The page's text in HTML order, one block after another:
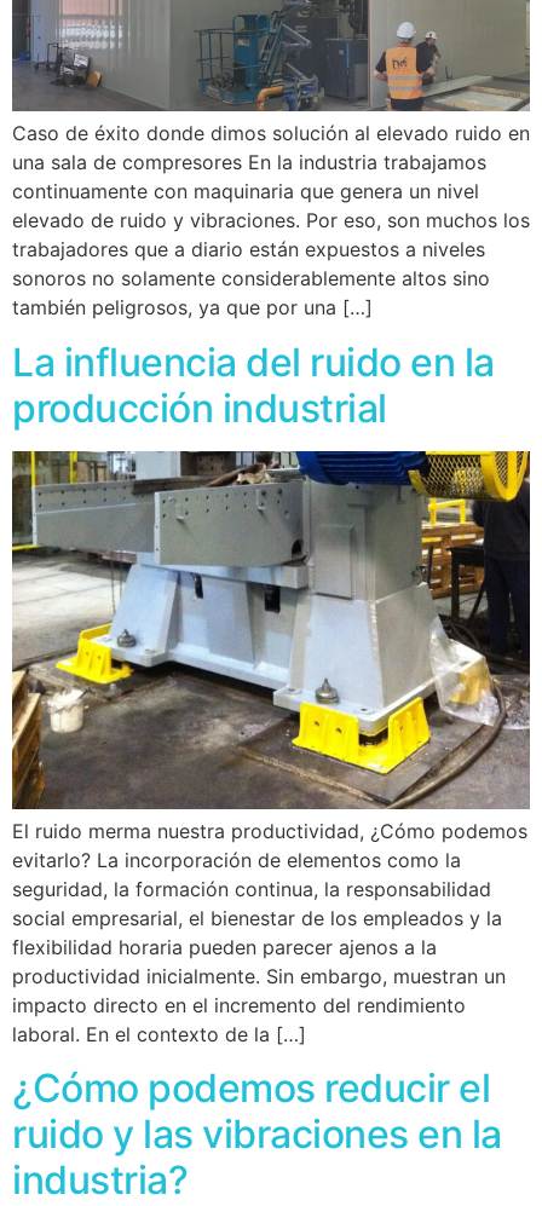
Caso de éxito donde dimos solución al elevado ruido en
una sala de compresores En la industria trabajamos
continuamente con maquinaria que genera un nivel
elevado de ruido y vibraciones. Por eso, son muchos los
trabajadores que a diario están expuestos a niveles
sonoros no solamente considerablemente altos sino
también peligrosos, ya que por una […]
La influencia del ruido en la
producción industrial
El ruido merma nuestra productividad, ¿Cómo podemos
evitarlo? La incorporación de elementos como la
seguridad, la formación continua, la responsabilidad
social empresarial, el bienestar de los empleados y la
flexibilidad horaria pueden parecer ajenos a la
productividad inicialmente. Sin embargo, muestran un
impacto directo en el incremento del rendimiento
laboral. En el contexto de la […]
¿Cómo podemos reducir el
ruido y las vibraciones en la
industria?